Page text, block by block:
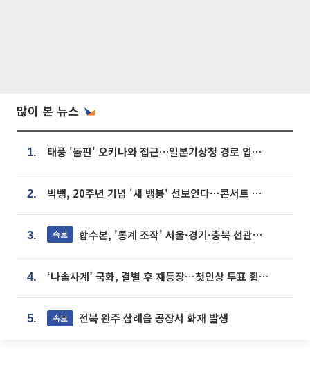
많이 본 뉴스
1. 태풍 '돌핀' 오키나와 접근…일본기상청 경로 업데이트
2. 빅뱅, 20주년 기념 '새 뱅봉' 선보인다⋯콘서트 앞두고 팝업 개최
3. 속보 합수본, '통계 조작' 서울·경기·충북 선관위 등 추가 압수수색
4. ‘나솔사계’ 국화, 결별 후 재등장⋯첫인상 투표 휩쓸고 ‘인기녀’ 등극
5. 속보 전북 완주 삼례읍 공장서 화재 발생